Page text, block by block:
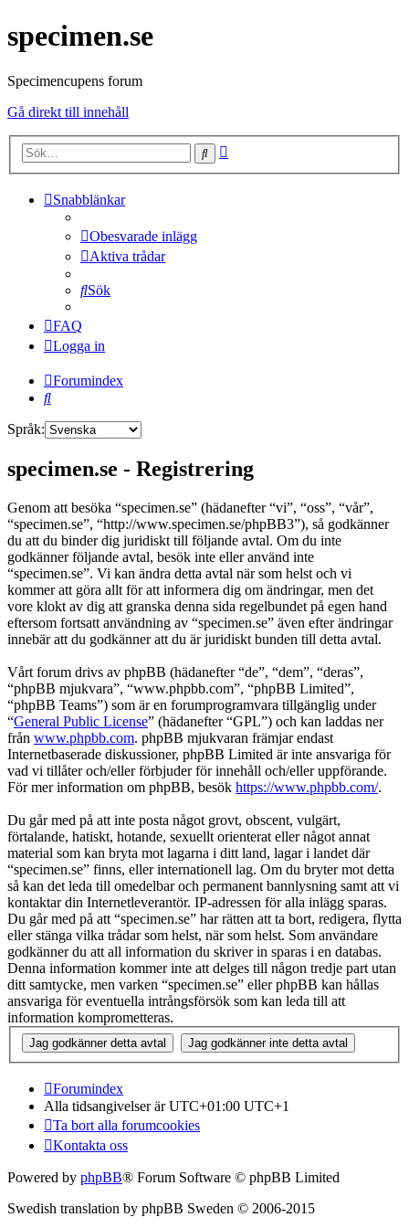
specimen.se
Specimencupens forum
Gå direkt till innehåll
Sök
Snabblänkar
Obesvarade inlägg
Aktiva trådar
Sök
FAQ
Logga in
Forumindex
Sök
Språk:
specimen.se - Registrering
Genom att besöka “specimen.se” (hädanefter “vi”, “oss”, “vår”,
“specimen.se”, “http://www.specimen.se/phpBB3”), så godkänner
du att du binder dig juridiskt till följande avtal. Om du inte
godkänner följande avtal, besök inte eller använd inte
“specimen.se”. Vi kan ändra detta avtal när som helst och vi
kommer att göra allt för att informera dig om ändringar, men det
vore klokt av dig att granska denna sida regelbundet på egen hand
eftersom fortsatt användning av “specimen.se” även efter ändringar
innebär att du godkänner att du är juridiskt bunden till detta avtal.
Vårt forum drivs av phpBB (hädanefter “de”, “dem”, “deras”,
“phpBB mjukvara”, “www.phpbb.com”, “phpBB Limited”,
“phpBB Teams”) som är en forumprogramvara tillgänglig under
“General Public License” (hädanefter “GPL”) och kan laddas ner
från www.phpbb.com. phpBB mjukvaran främjar endast
Internetbaserade diskussioner, phpBB Limited är inte ansvariga för
vad vi tillåter och/eller förbjuder för innehåll och/eller uppförande.
För mer information om phpBB, besök https://www.phpbb.com/.
Du går med på att inte posta något grovt, obscent, vulgärt,
förtalande, hatiskt, hotande, sexuellt orienterat eller något annat
material som kan bryta mot lagarna i ditt land, lagar i landet där
“specimen.se” finns, eller internationell lag. Om du bryter mot detta
så kan det leda till omedelbar och permanent bannlysning samt att vi
kontaktar din Internetleverantör. IP-adressen för alla inlägg sparas.
Du går med på att “specimen.se” har rätten att ta bort, redigera, flytta
eller stänga vilka trådar som helst, när som helst. Som användare
godkänner du att all information du skriver in sparas i en databas.
Denna information kommer inte att delges till någon tredje part utan
ditt samtycke, men varken “specimen.se” eller phpBB kan hållas
ansvariga för eventuella intrångsförsök som kan leda till att
information komprometteras.
Forumindex
Alla tidsangivelser är UTC+01:00 UTC+1
Ta bort alla forumcookies
Kontakta oss
Powered by phpBB® Forum Software © phpBB Limited
Swedish translation by phpBB Sweden © 2006-2015